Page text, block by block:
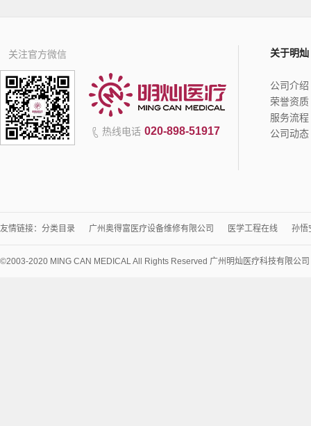
关注官方微信
热线电话 020-898-51917
关于明灿
公司介绍
荣誉资质
服务流程
公司动态
友情链接： 分类目录 广州奥得富医疗设备维修有限公司 医学工程在线 孙悟
©2003-2020 MING CAN MEDICAL All Rights Reserved 广州明灿医疗科技有限公司